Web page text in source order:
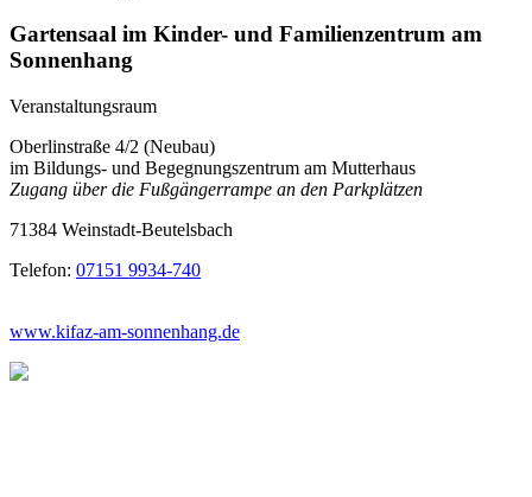
Gartensaal im Kinder- und Familienzentrum am
Sonnenhang
Veranstaltungsraum
Oberlinstraße 4/2 (Neubau)
im Bildungs- und Begegnungszentrum am Mutterhaus
Zugang über die Fußgängerrampe an den Parkplätzen
71384 Weinstadt-Beutelsbach
Telefon: 07151 9934-740
www.kifaz-am-sonnenhang.de